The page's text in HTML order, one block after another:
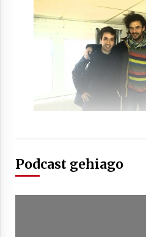
Berria
Arrosaren
2021/07/06
Hala Bedi
Podcast gehiago